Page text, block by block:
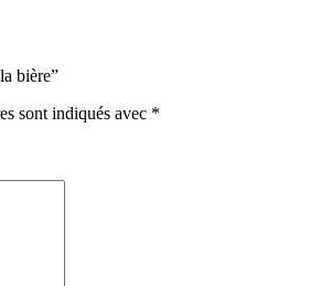
bière”
sont indiqués avec *